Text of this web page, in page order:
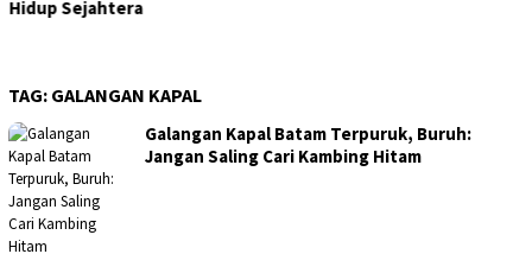
TAG: GALANGAN KAPAL
Galangan Kapal Batam Terpuruk, Buruh:
Jangan Saling Cari Kambing Hitam